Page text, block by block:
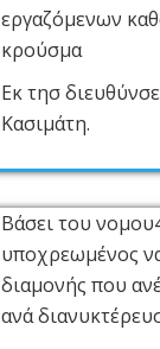
εργαζόμενων
κρούσμα
Εκ τησ
Κασιμάτη.
Βάσει του
υποχρεωμένος
διαμονής που
ανά